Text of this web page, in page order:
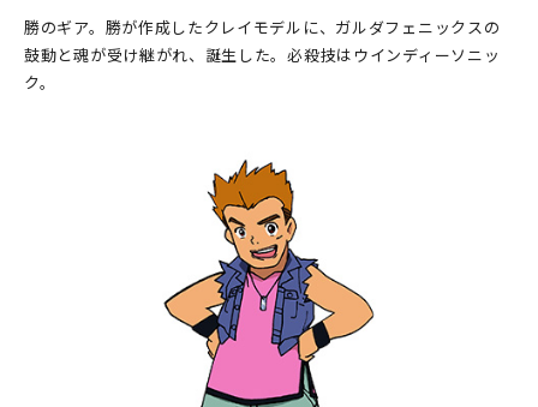
勝のギア。勝が作成したクレイモデルに、ガルダフェニックスの
鼓動と魂が受け継がれ、誕生した。必殺技はウインディーソニッ
ク。